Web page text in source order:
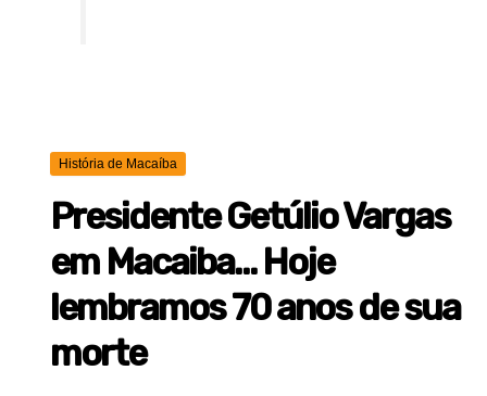
História de Macaíba
Presidente Getúlio Vargas
em Macaiba… Hoje
lembramos 70 anos de sua
morte